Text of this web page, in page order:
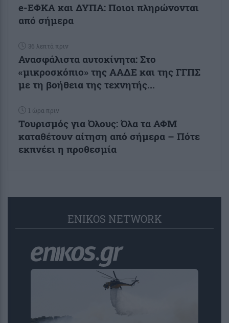
e-ΕΦΚΑ και ΔΥΠΑ: Ποιοι πληρώνονται
από σήμερα
36 λεπτά πριν
Ανασφάλιστα αυτοκίνητα: Στο
«μικροσκόπιο» της ΑΑΔΕ και της ΓΓΠΣ
με τη βοήθεια της τεχνητής...
1 ώρα πριν
Τουρισμός για Όλους: Όλα τα ΑΦΜ
καταθέτουν αίτηση από σήμερα – Πότε
εκπνέει η προθεσμία
ENIKOS NETWORK